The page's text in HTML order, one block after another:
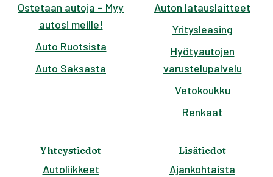
Ostetaan autoja – Myy
autosi meille!
Auto Ruotsista
Auto Saksasta
Auton latauslaitteet
Yritysleasing
Hyötyautojen
varustelupalvelu
Vetokoukku
Renkaat
Yhteystiedot
Autoliikkeet
Lisätiedot
Ajankohtaista